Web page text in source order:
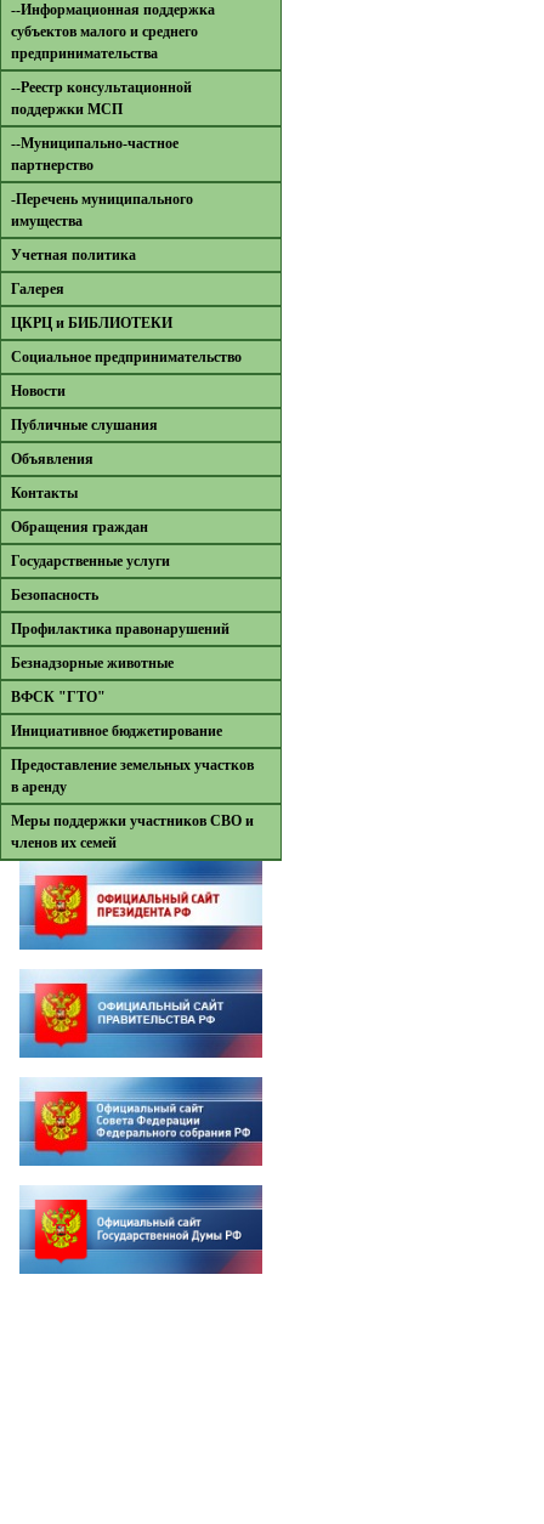
--Информационная поддержка
субъектов малого и среднего
предпринимательства
--Реестр консультационной
поддержки МСП
--Муниципально-частное
партнерство
-Перечень муниципального
имущества
Учетная политика
Галерея
ЦКРЦ и БИБЛИОТЕКИ
Социальное предпринимательство
Новости
Публичные слушания
Объявления
Контакты
Обращения граждан
Государственные услуги
Безопасность
Профилактика правонарушений
Безнадзорные животные
ВФСК "ГТО"
Инициативное бюджетирование
Предоставление земельных участков
в аренду
Меры поддержки участников СВО и
членов их семей